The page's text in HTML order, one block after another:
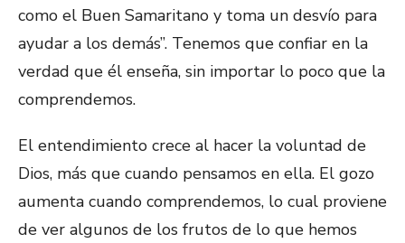
como el Buen Samaritano y toma un desvío para
ayudar a los demás”. Tenemos que confiar en la
verdad que él enseña, sin importar lo poco que la
comprendemos.
El entendimiento crece al hacer la voluntad de
Dios, más que cuando pensamos en ella. El gozo
aumenta cuando comprendemos, lo cual proviene
de ver algunos de los frutos de lo que hemos